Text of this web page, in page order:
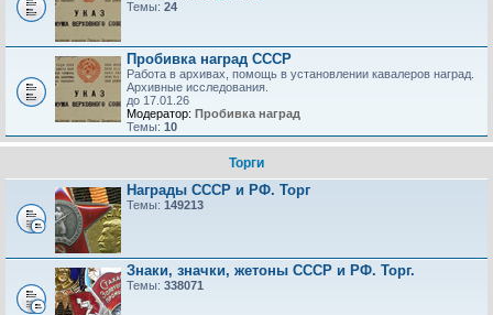
Темы: 24
Пробивка наград СССР
Работа в архивах, помощь в установлении кавалеров наград.
Архивные исследования.
до 17.01.26
Модератор: Пробивка наград
Темы: 10
Торги
Награды СССР и РФ. Торг
Темы: 149213
Знаки, значки, жетоны СССР и РФ. Торг.
Темы: 338071